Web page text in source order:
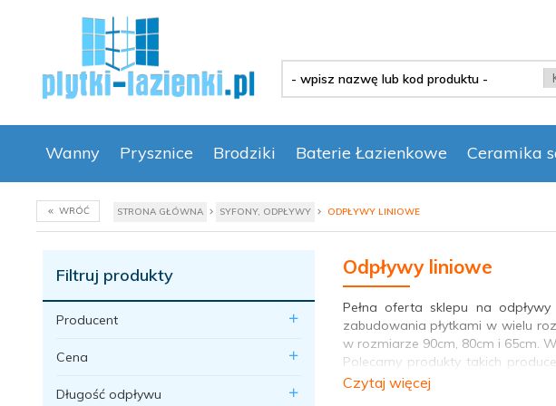
wpisz
lub
kod
produktu
-
Wanny Prysznice Brodziki Baterie Łazienkowe Ceramika
WRÓĆ STRONA GŁÓWNA SYFONY, ODPŁYWY ODPŁYWY LINIOWE
Filtruj produkty
Producent
Cena
Długość odpływu
Odpływy liniowe
Pełna oferta sklepu na
zabudowania płytkami w wielu
w rozmiarze 90cm, 80cm i 65cm.
Polecamy produkty takich
odpływy Radaway, odpływy
Czytaj więcej